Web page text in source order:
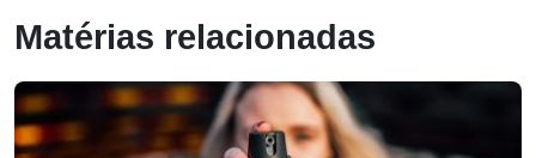
Matérias relacionadas